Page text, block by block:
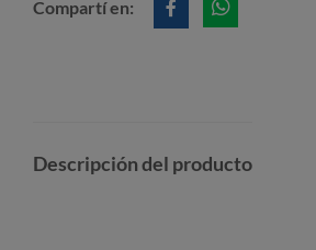
Compartí en:
Descripción del producto